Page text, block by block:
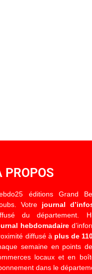
PROPOS
éditions Grand
Votre journal
du département.
hebdomadaire
diffusé à plus de
semaine en points
locaux et en
dans le